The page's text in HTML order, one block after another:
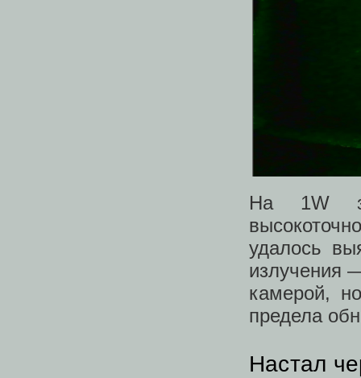
На 1W
удалось
излучения
камерой,
предела
Настал